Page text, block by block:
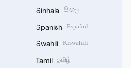
Sinhala සිංහල
Spanish Español
Swahili Kiswahili
Tamil தமிழ்